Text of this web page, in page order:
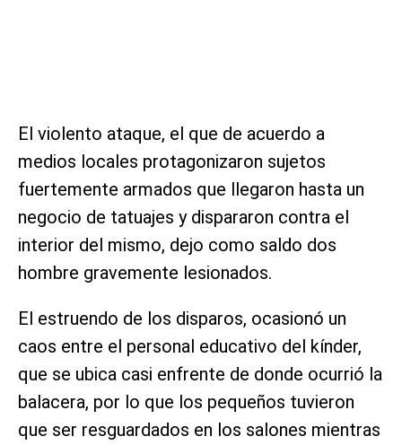
El violento ataque, el que de acuerdo a
medios locales protagonizaron sujetos
fuertemente armados que llegaron hasta un
negocio de tatuajes y dispararon contra el
interior del mismo, dejo como saldo dos
hombre gravemente lesionados.
El estruendo de los disparos, ocasionó un
caos entre el personal educativo del kínder,
que se ubica casi enfrente de donde ocurrió la
balacera, por lo que los pequeños tuvieron
que ser resguardados en los salones mientras